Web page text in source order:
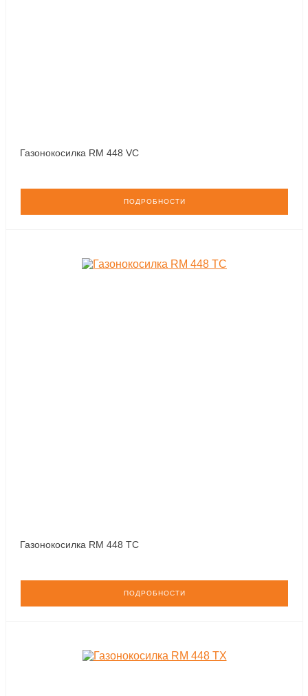
Газонокосилка RM 448 VC
ПОДРОБНОСТИ
Газонокосилка RM 448 TC
ПОДРОБНОСТИ